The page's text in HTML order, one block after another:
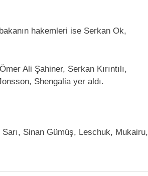
hakemleri ise Serkan Ok,
Ali Şahiner, Serkan Kırıntılı,
Shengalia yer aldı.
Sinan Gümüş, Leschuk, Mukairu,